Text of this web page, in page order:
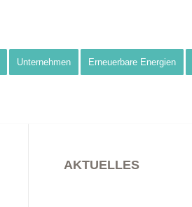
Unternehmen Erneuerbare Energien
AKTUELLES